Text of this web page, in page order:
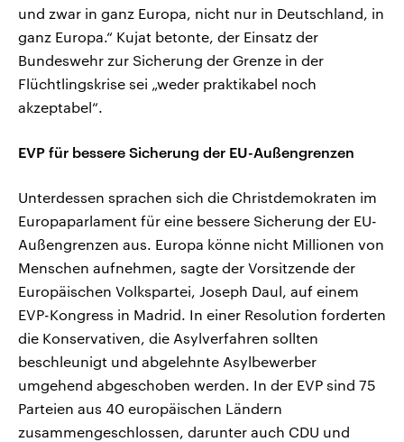
und zwar in ganz Europa, nicht nur in Deutschland, in
ganz Europa.“ Kujat betonte, der Einsatz der
Bundeswehr zur Sicherung der Grenze in der
Flüchtlingskrise sei „weder praktikabel noch
akzeptabel“.
EVP für bessere Sicherung der EU-Außengrenzen
Unterdessen sprachen sich die Christdemokraten im
Europaparlament für eine bessere Sicherung der EU-
Außengrenzen aus. Europa könne nicht Millionen von
Menschen aufnehmen, sagte der Vorsitzende der
Europäischen Volkspartei, Joseph Daul, auf einem
EVP-Kongress in Madrid. In einer Resolution forderten
die Konservativen, die Asylverfahren sollten
beschleunigt und abgelehnte Asylbewerber
umgehend abgeschoben werden. In der EVP sind 75
Parteien aus 40 europäischen Ländern
zusammengeschlossen, darunter auch CDU und